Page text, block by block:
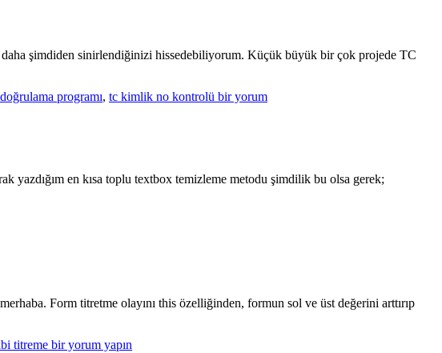
için
daha şimdiden sinirlendiğinizi hissedebiliyorum. Küçük büyük bir çok projede TC
programı, tc kimlik no kontrolü C#
ile
bir yorum
yazdığım en kısa toplu textbox temizleme metodu şimdilik bu olsa gerek;
Form titretme olayını this özelliğinden, formun sol ve üst değerini arttırıp
titremeFormu
bir yorum yapın